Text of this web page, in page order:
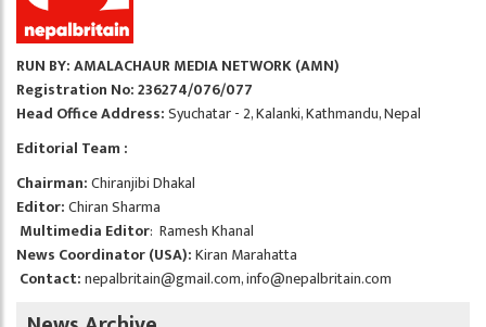
RUN BY: AMALACHAUR MEDIA NETWORK (AMN)
Registration No: 236274/076/077
Head Office Address:Syuchatar - 2, Kalanki, Kathmandu, Nepal
Editorial Team :
Chairman:Chiranjibi Dhakal
Editor:Chiran Sharma
Multimedia Editor: Ramesh Khanal
News Coordinator (USA):Kiran Marahatta
Contact:nepalbritain@gmail.com,info@nepalbritain.com